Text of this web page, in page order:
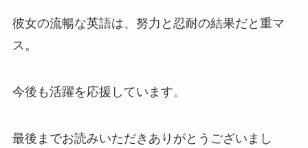
彼女の流暢な英語は、努力と忍耐の結果だと重マ
ス。
今後も活躍を応援しています。
最後までお読みいただきありがとうございまし